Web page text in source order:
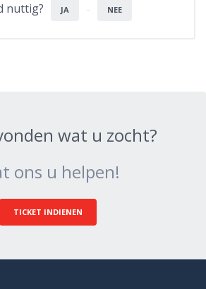
nuttig? JA NEE
wat u zocht?
ons u helpen!
TICKET INDIENEN